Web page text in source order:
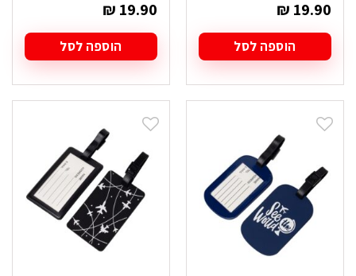
₪ 19.90
הוספה לסל
₪ 19.90
הוספה לסל